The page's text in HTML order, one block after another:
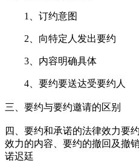
1、订约意图
2、向特定人发出要约
3、内容明确具体
4、要约要送达受要约人
三、要约与要约邀请的区别
四、要约和承诺的法律效力要
效力的内容、要约的撤回及撤
诺迟廷